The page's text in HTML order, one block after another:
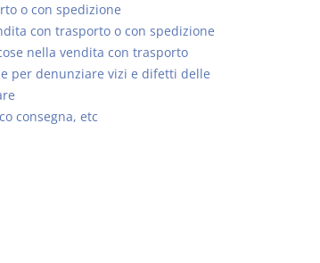
o con spedizione
con trasporto o con spedizione
nella vendita con trasporto
per denunziare vizi e difetti delle
consegna, etc